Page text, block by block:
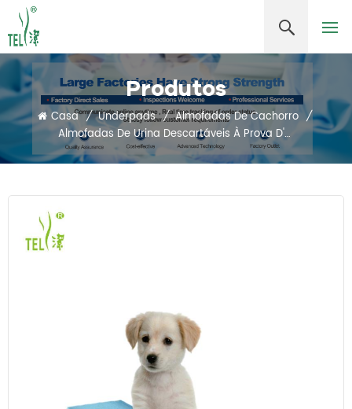
Produtos
Casa / Underpads / Almofadas De Cachorro /
Almofadas De Urina Descartáveis ​​à Prova D'água De Alta Absorção Para Cachorros